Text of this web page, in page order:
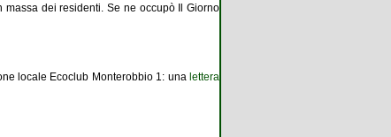
massa dei residenti. Se ne occupò Il Giorno
locale Ecoclub Monterobbio 1: una lettera